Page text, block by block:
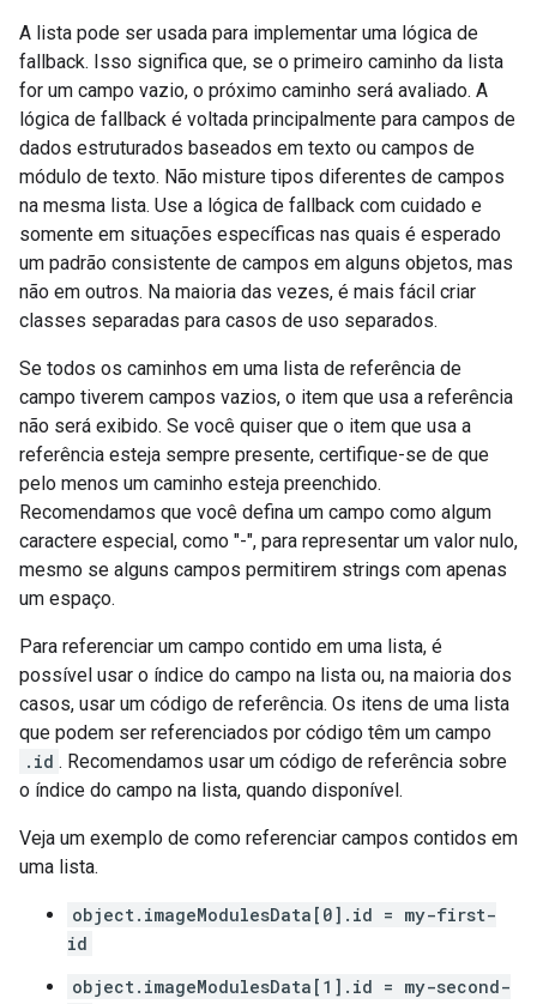
A lista pode ser usada para implementar uma lógica de
fallback. Isso significa que, se o primeiro caminho da lista
for um campo vazio, o próximo caminho será avaliado. A
lógica de fallback é voltada principalmente para campos de
dados estruturados baseados em texto ou campos de
módulo de texto. Não misture tipos diferentes de campos
na mesma lista. Use a lógica de fallback com cuidado e
somente em situações específicas nas quais é esperado
um padrão consistente de campos em alguns objetos, mas
não em outros. Na maioria das vezes, é mais fácil criar
classes separadas para casos de uso separados.
Se todos os caminhos em uma lista de referência de
campo tiverem campos vazios, o item que usa a referência
não será exibido. Se você quiser que o item que usa a
referência esteja sempre presente, certifique-se de que
pelo menos um caminho esteja preenchido.
Recomendamos que você defina um campo como algum
caractere especial, como "-", para representar um valor nulo,
mesmo se alguns campos permitirem strings com apenas
um espaço.
Para referenciar um campo contido em uma lista, é
possível usar o índice do campo na lista ou, na maioria dos
casos, usar um código de referência. Os itens de uma lista
que podem ser referenciados por código têm um campo
.id . Recomendamos usar um código de referência sobre
o índice do campo na lista, quando disponível.
Veja um exemplo de como referenciar campos contidos em
uma lista.
object.imageModulesData[0].id = my-first-
id
object.imageModulesData[1].id = my-second-